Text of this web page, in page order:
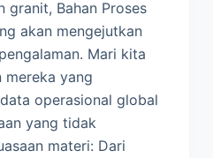
granit, Bahan Proses
akan mengejutkan
Mari kita
mereka yang
operasional global
yang tidak
materi: Dari